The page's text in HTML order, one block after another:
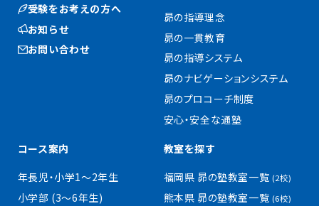
受験をお考えの方へ
お知らせ
お問い合わせ
昴の指導理念
昴の一貫教育
昴の指導システム
昴のナビゲーションシステム
昴のプロコーチ制度
安心・安全な通塾
コース案内
年長児・小学1〜2年生
小学部 (3〜6年生)
教室を探す
福岡県 昴の塾教室一覧 (2校)
熊本県 昴の塾教室一覧 (6校)